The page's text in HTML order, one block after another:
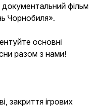
фільм
Чорнобиля».
основні
разом з нами!
закриття ігрових